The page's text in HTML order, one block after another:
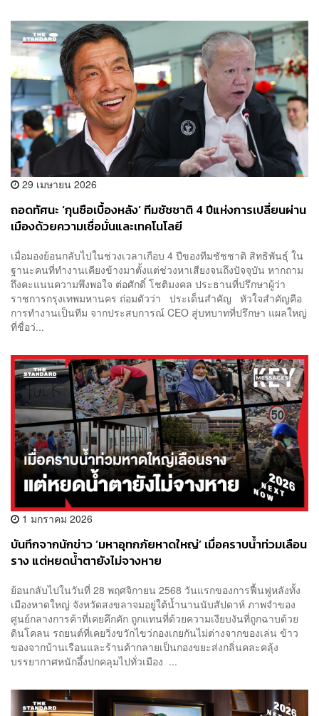
29 เมษายน 2026
ถอดทัศนะ ‘กุนซือเบื้องหลัง’ ทีมชัชชาติ 4 ปีแห่งการเปลี่ยนผ่าน
เมืองด้วยความเชื่อมั่นและเทคโนโลยี
เมื่อมองย้อนกลับไปในช่วงเวลาเกือบ 4 ปีของทีมชัชชาติ สิทธิพันธุ์ ใน
ฐานะคนที่ทำงานเคียงข้างมาตั้งแต่ช่วงหาเสียงจนถึงปัจจุบัน หากถาม
ถึงคะแนนความพึงพอใจ ต่อศักดิ์ โชติมงคล ประธานที่ปรึกษาผู้ว่า
ราชการกรุงเทพมหานคร ถ่อมตัวว่า ประเด็นสำคัญ หัวใจสำคัญคือ
การทำงานเป็นทีม จากประสบการณ์ CEO สู่บทบาทที่ปรึกษา แผลใหญ่
ที่ชื่อว่...
1 มกราคม 2026
บันทึกจากนักข่าว ‘มหาอุทกภัยหาดใหญ่’ เมื่อคราบน้ำท่วมเลือน
ราง แต่หยดน้ำตายังไม่จางหาย
ย้อนกลับไปในวันที่ 28 พฤศจิกายน 2568 วันแรกของการฟื้นฟูหลังทั้ง
เมืองหาดใหญ่ จังหวัดสงขลาจมอยู่ใต้น้ำนานนับสัปดาห์ ภาพจำของ
ศูนย์กลางการค้าที่เคยคึกคัก ถูกแทนที่ด้วยความเงียบงันที่ถูกฉาบด้วย
ดินโคลน รถยนต์ที่เคยวิ่งขวักไขว่กองเกยกันไม่ต่างจากของเล่น ข้าว
ของจากบ้านเรือนและร้านค้ากลายเป็นกองขยะส่งกลิ่นคละคลุ้ง
บรรยากาศหนักอึ้งปกคลุมไปทั่วเมือง ...